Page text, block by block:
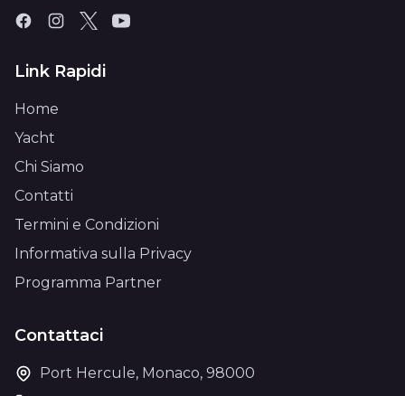
Link Rapidi
Home
Yacht
Chi Siamo
Contatti
Termini e Condizioni
Informativa sulla Privacy
Programma Partner
Contattaci
Port Hercule, Monaco, 98000